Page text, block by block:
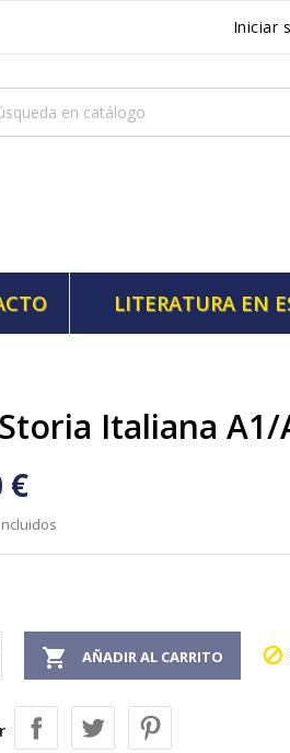
Iniciar
LITERATURA EN
Italiana A1/
€
 AÑADIR AL CARRITO 